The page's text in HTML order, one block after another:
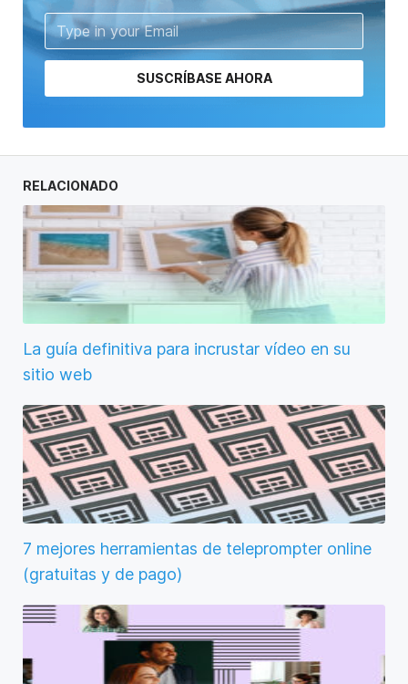
SUSCRÍBASE AHORA
RELACIONADO
La guía definitiva para incrustar vídeo en su
sitio web
7 mejores herramientas de teleprompter online
(gratuitas y de pago)